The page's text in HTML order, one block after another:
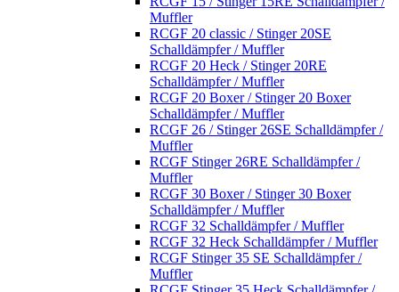
Muffler
RCGF 20 classic / Stinger 20SE
Schalldämpfer / Muffler
RCGF 20 Heck / Stinger 20RE
Schalldämpfer / Muffler
RCGF 20 Boxer / Stinger 20 Boxer
Schalldämpfer / Muffler
RCGF 26 / Stinger 26SE Schalldämpfer /
Muffler
RCGF Stinger 26RE Schalldämpfer /
Muffler
RCGF 30 Boxer / Stinger 30 Boxer
Schalldämpfer / Muffler
RCGF 32 Schalldämpfer / Muffler
RCGF 32 Heck Schalldämpfer / Muffler
RCGF Stinger 35 SE Schalldämpfer /
Muffler